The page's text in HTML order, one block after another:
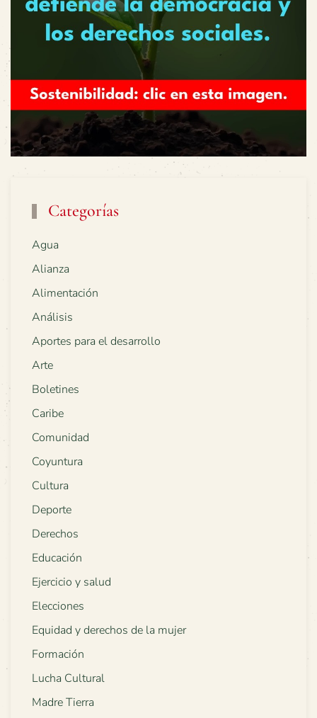
Categorías
Agua
Alianza
Alimentación
Análisis
Aportes para el desarrollo
Arte
Boletines
Caribe
Comunidad
Coyuntura
Cultura
Deporte
Derechos
Educación
Ejercicio y salud
Elecciones
Equidad y derechos de la mujer
Formación
Lucha Cultural
Madre Tierra